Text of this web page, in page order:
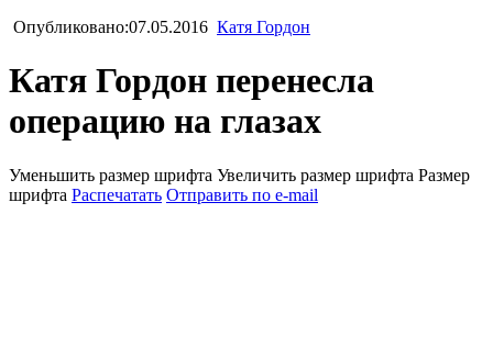
Опубликовано:07.05.2016 Катя Гордон
Катя Гордон перенесла
операцию на глазах
Уменьшить размер шрифта Увеличить размер шрифта Размер
шрифта Распечатать Отправить по e-mail